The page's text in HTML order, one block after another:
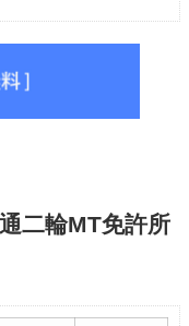
二輪MT免許所